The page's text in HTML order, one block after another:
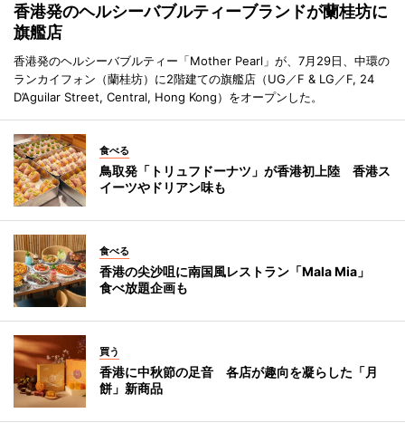
香港発のヘルシーバブルティーブランドが蘭桂坊に
旗艦店
香港発のヘルシーバブルティー「Mother Pearl」が、7月29日、中環の
ランカイフォン（蘭桂坊）に2階建ての旗艦店（UG／F & LG／F, 24
D’Aguilar Street, Central, Hong Kong）をオープンした。
食べる
鳥取発「トリュフドーナツ」が香港初上陸 香港ス
イーツやドリアン味も
食べる
香港の尖沙咀に南国風レストラン「Mala Mia」
食べ放題企画も
買う
香港に中秋節の足音 各店が趣向を凝らした「月
餅」新商品